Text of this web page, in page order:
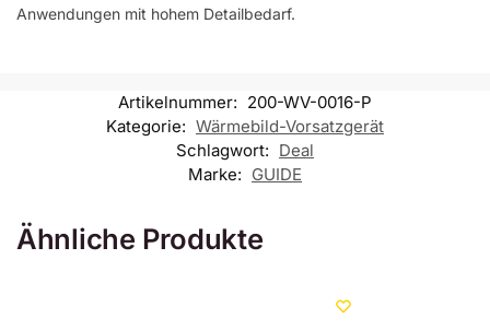
Anwendungen mit hohem Detailbedarf.
Artikelnummer: 200-WV-0016-P
Kategorie: Wärmebild-Vorsatzgerät
Schlagwort: Deal
Marke: GUIDE
Ähnliche Produkte